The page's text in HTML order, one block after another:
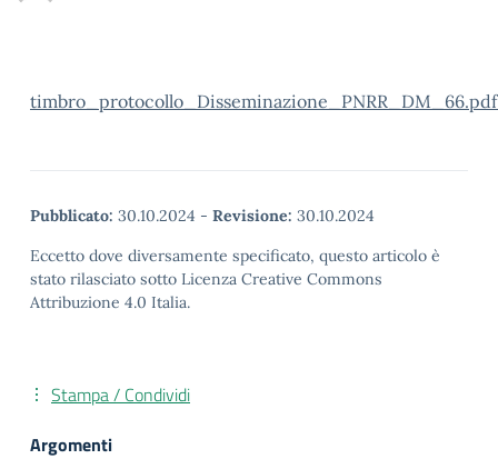
Pubblicato: 30.10.2024 - Revisione: 30.10.2024
Eccetto dove diversamente specificato, questo articolo è
stato rilasciato sotto Licenza Creative Commons
Attribuzione 4.0 Italia.
Stampa / Condividi
Argomenti